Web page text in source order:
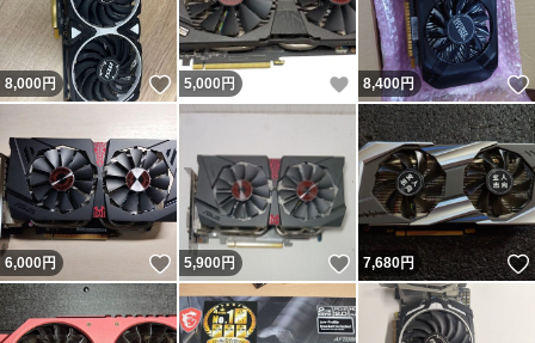
8,000円 いいね！
5,000 円 いいね！
8,400円
6,000円 いいね！
5,900円 いいね！
7,680円